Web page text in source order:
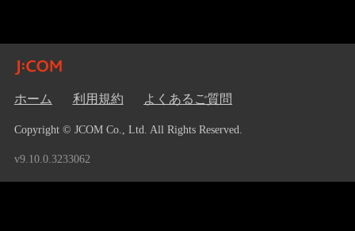
ホーム 利用規約 よくあるご質問
Copyright © JCOM Co., Ltd. All Rights Reserved.
v9.10.0.3233062